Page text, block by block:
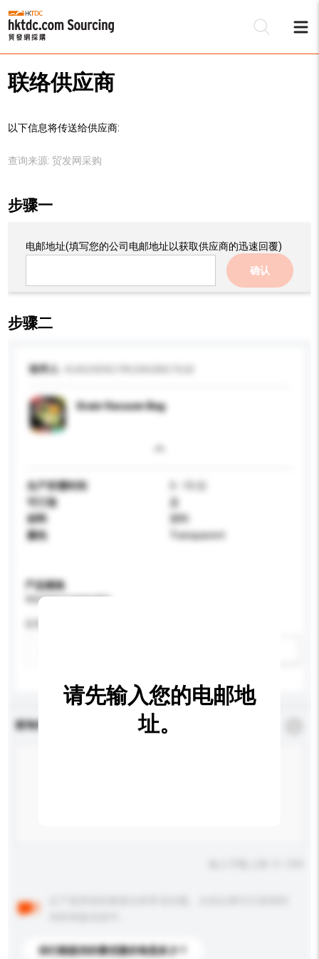
联络供应商
以下信息将传送给供应商:
查询来源: 贸发网采购
步骤一
电邮地址(填写您的公司电邮地址以获取供应商的迅速回覆)
确认
步骤二
收件人
Grain Vacuum Bag
生产所需时间
可订造
是
材料
塑料
颜色
Transparent
产品规格
请提供您对产品的特定要求。
查询内容
你们能提供的最优惠价格是多少？
请先输入您的电邮地
址。